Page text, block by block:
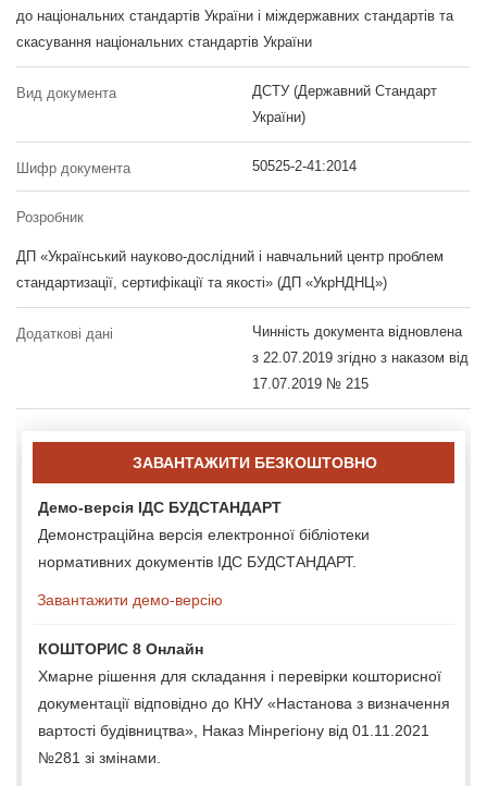
до національних стандартів України і міждержавних стандартів та
скасування національних стандартів України
Вид документа
ДСТУ (Державний Стандарт
України)
Шифр документа 50525-2-41:2014
Розробник
ДП «Український науково-дослідний і навчальний центр проблем
стандартизації, сертифікації та якості» (ДП «УкрНДНЦ»)
Додаткові дані
Чинність документа відновлена
з 22.07.2019 згідно з наказом від
17.07.2019 № 215
ЗАВАНТАЖИТИ БЕЗКОШТОВНО
Демо-версія ІДС БУДСТАНДАРТ
Демонстраційна версія електронної бібліотеки
нормативних документів ІДС БУДСТАНДАРТ.
Завантажити демо-версію
КОШТОРИС 8 Онлайн
Хмарне рішення для складання і перевірки кошторисної
документації відповідно до КНУ «Настанова з визначення
вартості будівництва», Наказ Мінрегіону від 01.11.2021
№281 зі змінами.